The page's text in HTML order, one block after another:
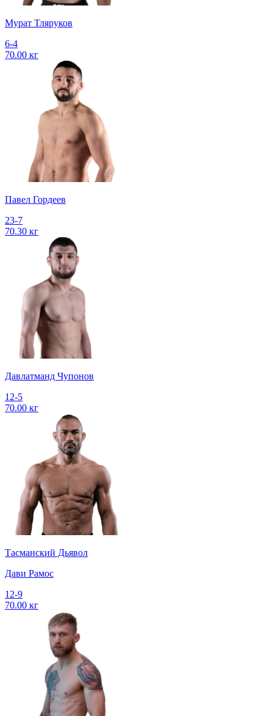
Мурат Тляруков
6-4
70.00 кг
Павел Гордеев
23-7
70.30 кг
Давлатманд Чупонов
12-5
70.00 кг
Тасманский Дьявол
Дави Рамос
12-9
70.00 кг